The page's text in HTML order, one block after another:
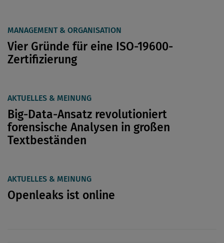
MANAGEMENT & ORGANISATION
Vier Gründe für eine ISO-19600-
Zertifizierung
AKTUELLES & MEINUNG
Big-Data-Ansatz revolutioniert
forensische Analysen in großen
Textbeständen
AKTUELLES & MEINUNG
Openleaks ist online